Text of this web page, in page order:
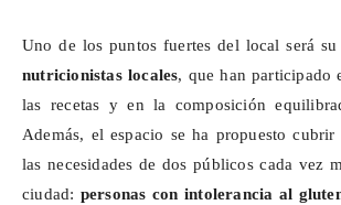
Uno de los puntos fuertes del local será
nutricionistas locales, que han participado
las recetas y en la composición
Además, el espacio se ha propuesto
las necesidades de dos públicos cada vez
ciudad: personas con intolerancia al